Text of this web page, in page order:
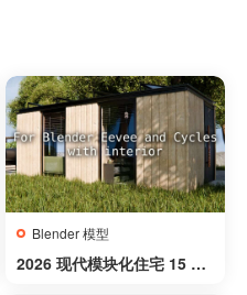
Blender 模型
2026 现代模块化住宅 15 – 2